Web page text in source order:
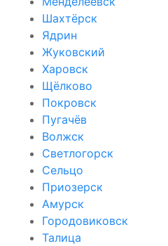
Шахтёрск
Ядрин
Жуковский
Харовск
Щёлково
Покровск
Пугачёв
Волжск
Светлогорск
Сельцо
Приозерск
Амурск
Городовиковск
Талица